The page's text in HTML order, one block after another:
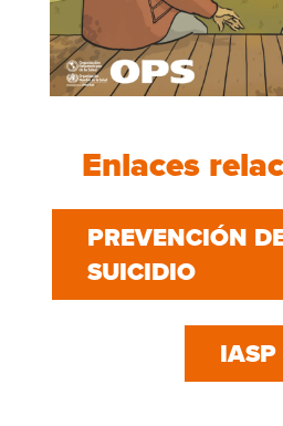
Enlaces
PREVENCIÓN
SUICIDIO
IASP